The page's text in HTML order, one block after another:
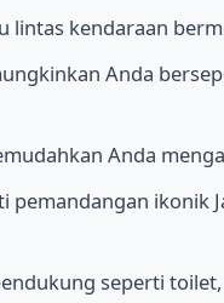
lintas kendaraan
Anda
Anda
pemandangan ikonik
seperti